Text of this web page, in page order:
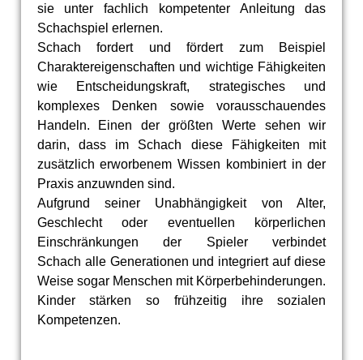
sie unter fachlich kompetenter Anleitung das
Schachspiel erlernen.
Schach fordert und fördert zum Beispiel
Charaktereigenschaften und wichtige Fähigkeiten
wie Entscheidungskraft, strategisches und
komplexes Denken sowie vorausschauendes
Handeln. Einen der größten Werte sehen wir
darin, dass im Schach diese Fähigkeiten mit
zusätzlich erworbenem Wissen kombiniert in der
Praxis anzuwnden sind.
Aufgrund seiner Unabhängigkeit von Alter,
Geschlecht oder eventuellen körperlichen
Einschränkungen der Spieler verbindet
Schach alle Generationen und integriert auf diese
Weise sogar Menschen mit Körperbehinderungen.
Kinder stärken so frühzeitig ihre sozialen
Kompetenzen.